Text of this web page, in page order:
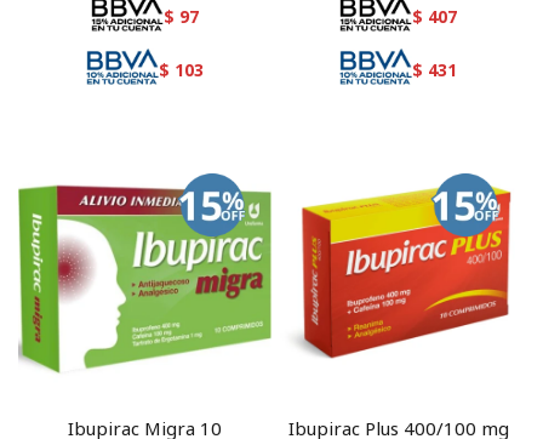
$ 97
$ 103
$ 407
$ 431
Ibupirac Migra 10
Ibupirac Plus 400/100 mg